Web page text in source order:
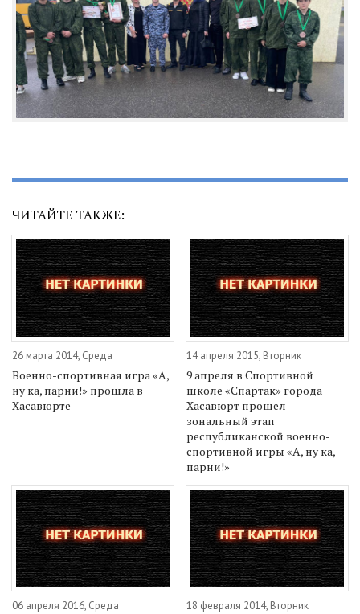
ЧИТАЙТЕ ТАКЖЕ:
26 марта 2014, Среда
Военно-спортивная игра «А,
ну ка, парни!» прошла в
Хасавюрте
14 апреля 2015, Вторник
9 апреля в Спортивной
школе «Спартак» города
Хасавюрт прошел
зональный этап
республиканской военно-
спортивной игры «А, ну ка,
парни!»
06 апреля 2016, Среда 18 февраля 2014, Вторник